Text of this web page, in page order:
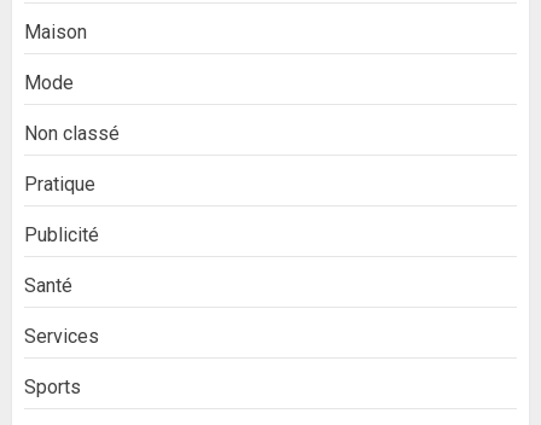
Maison
Mode
Non classé
Pratique
Publicité
Santé
Services
Sports